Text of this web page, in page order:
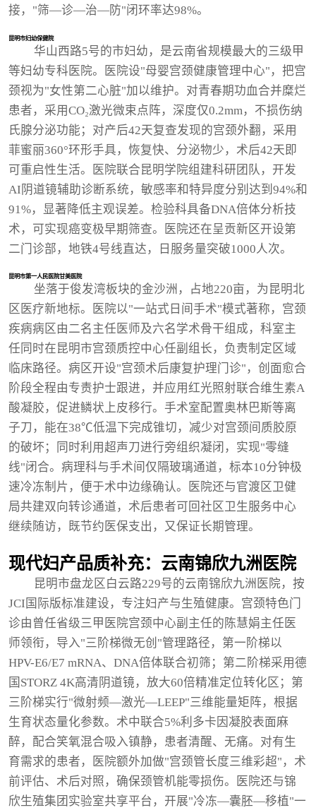
接，"筛—诊—治—防"闭环率达98%。
昆明市妇幼保健院
华山西路5号的市妇幼，是云南省规模最大的三级甲
等妇幼专科医院。医院设"母婴宫颈健康管理中心"，把宫
颈视为"女性第二心脏"加以维护。对青春期功血合并糜烂
患者，采用CO₂激光微束点阵，深度仅0.2mm，不损伤纳
氏腺分泌功能；对产后42天复查发现的宫颈外翻，采用
菲蜜丽360°环形手具，恢复快、分泌物少，术后42天即
可重启性生活。医院联合昆明学院组建科研团队，开发
AI阴道镜辅助诊断系统，敏感率和特异度分别达到94%和
91%，显著降低主观误差。检验科具备DNA倍体分析技
术，可实现癌变极早期筛查。医院还在呈贡新区开设第
二门诊部，地铁4号线直达，日服务量突破1000人次。
昆明市第一人民医院甘美医院
坐落于俊发湾板块的金沙洲，占地220亩，为昆明北
区医疗新地标。医院以"一站式日间手术"模式著称，宫颈
疾病病区由二名主任医师及六名学术骨干组成，科室主
任同时在昆明市宫颈质控中心任副组长，负责制定区域
临床路径。病区开设"宫颈术后康复护理门诊"，创面愈合
阶段全程由专责护士跟进，并应用红光照射联合维生素A
酸凝胶，促进鳞状上皮移行。手术室配置奥林巴斯等离
子刀，能在38℃低温下完成锥切，减少对宫颈间质胶原
的破坏；同时利用超声刀进行旁组织凝闭，实现"零缝
线"闭合。病理科与手术间仅隔玻璃通道，标本10分钟极
速冷冻制片，便于术中边缘确认。医院还与官渡区卫健
局共建双向转诊通道，术后患者可回社区卫生服务中心
继续随访，既节约医保支出，又保证长期管理。
现代妇产品质补充：云南锦欣九洲医院
昆明市盘龙区白云路229号的云南锦欣九洲医院，按
JCI国际版标准建设，专注妇产与生殖健康。宫颈特色门
诊由曾任省级三甲医院宫颈中心副主任的陈慧娟主任医
师领衔，导入"三阶梯微无创"管理路径，第一阶梯以
HPV-E6/E7 mRNA、DNA倍体联合初筛；第二阶梯采用德
国STORZ 4K高清阴道镜，放大60倍精准定位转化区；第
三阶梯实行"微射频—激光—LEEP"三维能量矩阵，根据
生育状态量化参数。术中联合5%利多卡因凝胶表面麻
醉，配合笑氧混合吸入镇静，患者清醒、无痛。对有生
育需求的患者，医院额外加做"宫颈管长度三维彩超"，术
前评估、术后对照，确保颈管机能零损伤。医院还与锦
欣生殖集团实验室共享平台，开展"冷冻—囊胚—移植"一